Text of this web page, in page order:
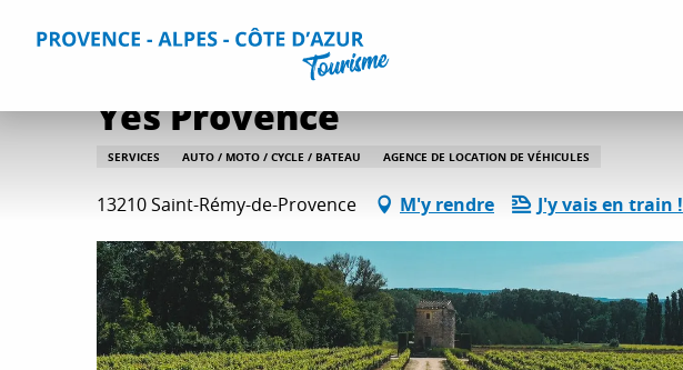
Accueil Séjourner Informations pratiques
Yes Provence
SERVICES AUTO / MOTO / CYCLE / BATEAU AGENCE DE LOCATION DE VÉHICULES
13210 Saint-Rémy-de-Provence M'y rendre J'y vais en train !